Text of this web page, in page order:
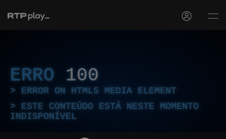
ERRO 100
ERROR ON HTML5 MEDIA ELEMENT
ESTE CONTEÚDO ESTÁ NESTE MOMENTO
INDISPONÍVEL